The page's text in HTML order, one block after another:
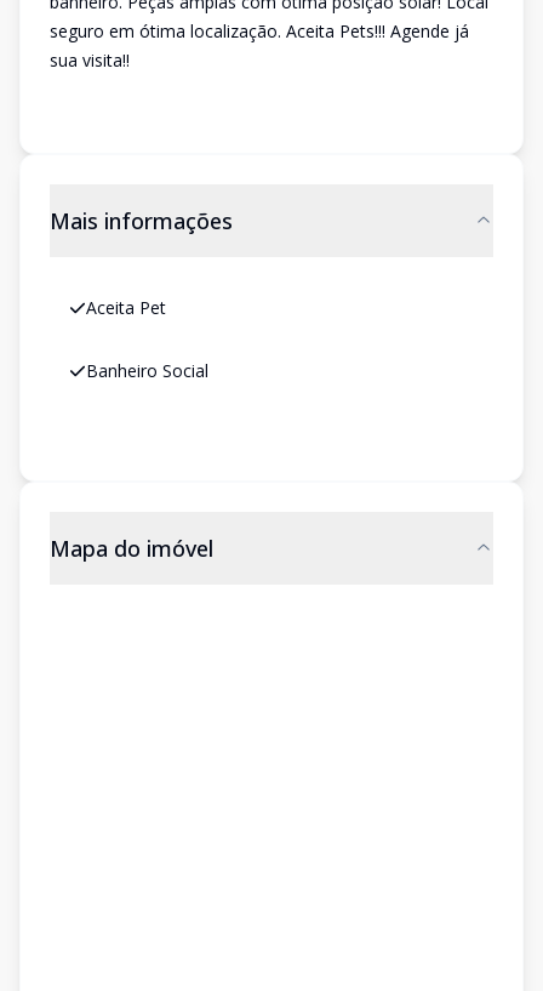
seguro em ótima localização. Aceita Pets!!! Agende já
sua visita!!
Mais informações
Aceita Pet
Banheiro Social
Mapa do imóvel